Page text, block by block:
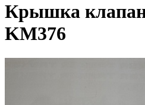
Крышка
KM376